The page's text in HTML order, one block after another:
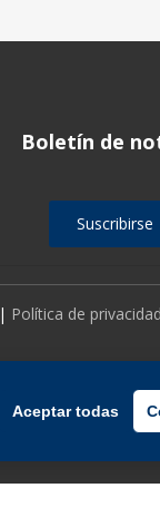
Aceptar todas
Boletín de
Suscribirse
| Política de privacidad